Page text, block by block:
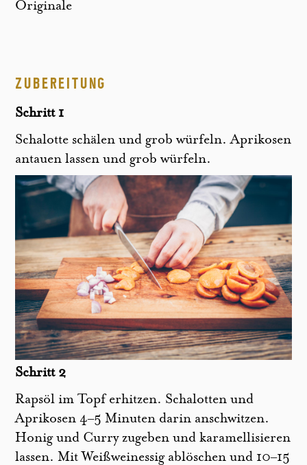
Originale
ZUBEREITUNG
Schritt 1
Schalotte schälen und grob würfeln. Aprikosen
antauen lassen und grob würfeln.
Schritt 2
Rapsöl im Topf erhitzen. Schalotten und
Aprikosen 4–5 Minuten darin anschwitzen.
Honig und Curry zugeben und karamellisieren
lassen. Mit Weißweinessig ablöschen und 10–15